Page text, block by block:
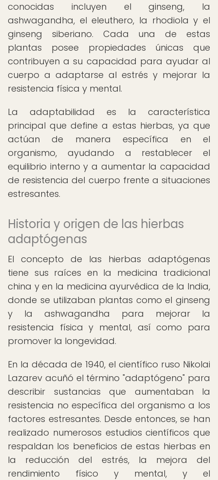
conocidas incluyen el ginseng, la
ashwagandha, el eleuthero, la rhodiola y el
ginseng siberiano. Cada una de estas
plantas posee propiedades únicas que
contribuyen a su capacidad para ayudar al
cuerpo a adaptarse al estrés y mejorar la
resistencia física y mental.
La adaptabilidad es la característica
principal que define a estas hierbas, ya que
actúan de manera específica en el
organismo, ayudando a restablecer el
equilibrio interno y a aumentar la capacidad
de resistencia del cuerpo frente a situaciones
estresantes.
Historia y origen de las hierbas
adaptógenas
El concepto de las hierbas adaptógenas
tiene sus raíces en la medicina tradicional
china y en la medicina ayurvédica de la India,
donde se utilizaban plantas como el ginseng
y la ashwagandha para mejorar la
resistencia física y mental, así como para
promover la longevidad.
En la década de 1940, el científico ruso Nikolai
Lazarev acuñó el término "adaptógeno" para
describir sustancias que aumentaban la
resistencia no específica del organismo a los
factores estresantes. Desde entonces, se han
realizado numerosos estudios científicos que
respaldan los beneficios de estas hierbas en
la reducción del estrés, la mejora del
rendimiento físico y mental, y el